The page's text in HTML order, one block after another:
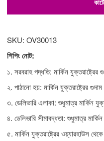
SKU: OV30013
শিপিং নোট:
১. সরবরাহ পদ্ধতি: মার্কিন যুক্তরাষ্ট্রের
২. পাঠানো হয়: মার্কিন যুক্তরাষ্ট্রের
৩. ডেলিভারি এলাকা: শুধুমাত্র মার্কিন
৪. ডেলিভারি সীমাবদ্ধতা: শুধুমাত্র
৫. মার্কিন যুক্তরাষ্ট্রের ওয়্যারহাউস